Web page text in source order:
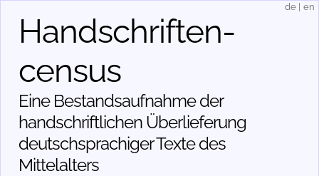
Handschriften­
census
Eine Bestandsaufnahme der
handschriftlichen Über­lieferung
deutschsprachiger Texte des
Mittelalters
de en